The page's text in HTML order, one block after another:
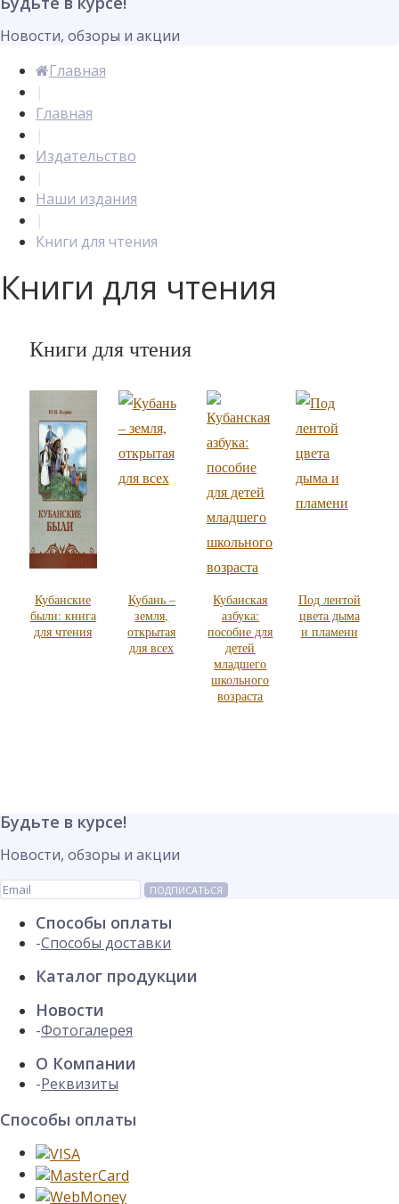
Новости, обзоры и акции
Главная
|
Главная
|
Издательство
|
Наши издания
|
Книги для чтения
Книги для чтения
Книги для чтения
Кубанские
были: книга
для чтения
Кубань –
земля,
открытая
для всех
Кубанская
азбука:
пособие для
детей
младшего
школьного
возраста
Под лентой
цвета дыма
и пламени
Будьте в курсе!
Новости, обзоры и акции
ПОДПИСАТЬСЯ
Способы оплаты
Способы доставки
Каталог продукции
Новости
Фотогалерея
О Компании
Реквизиты
Способы оплаты